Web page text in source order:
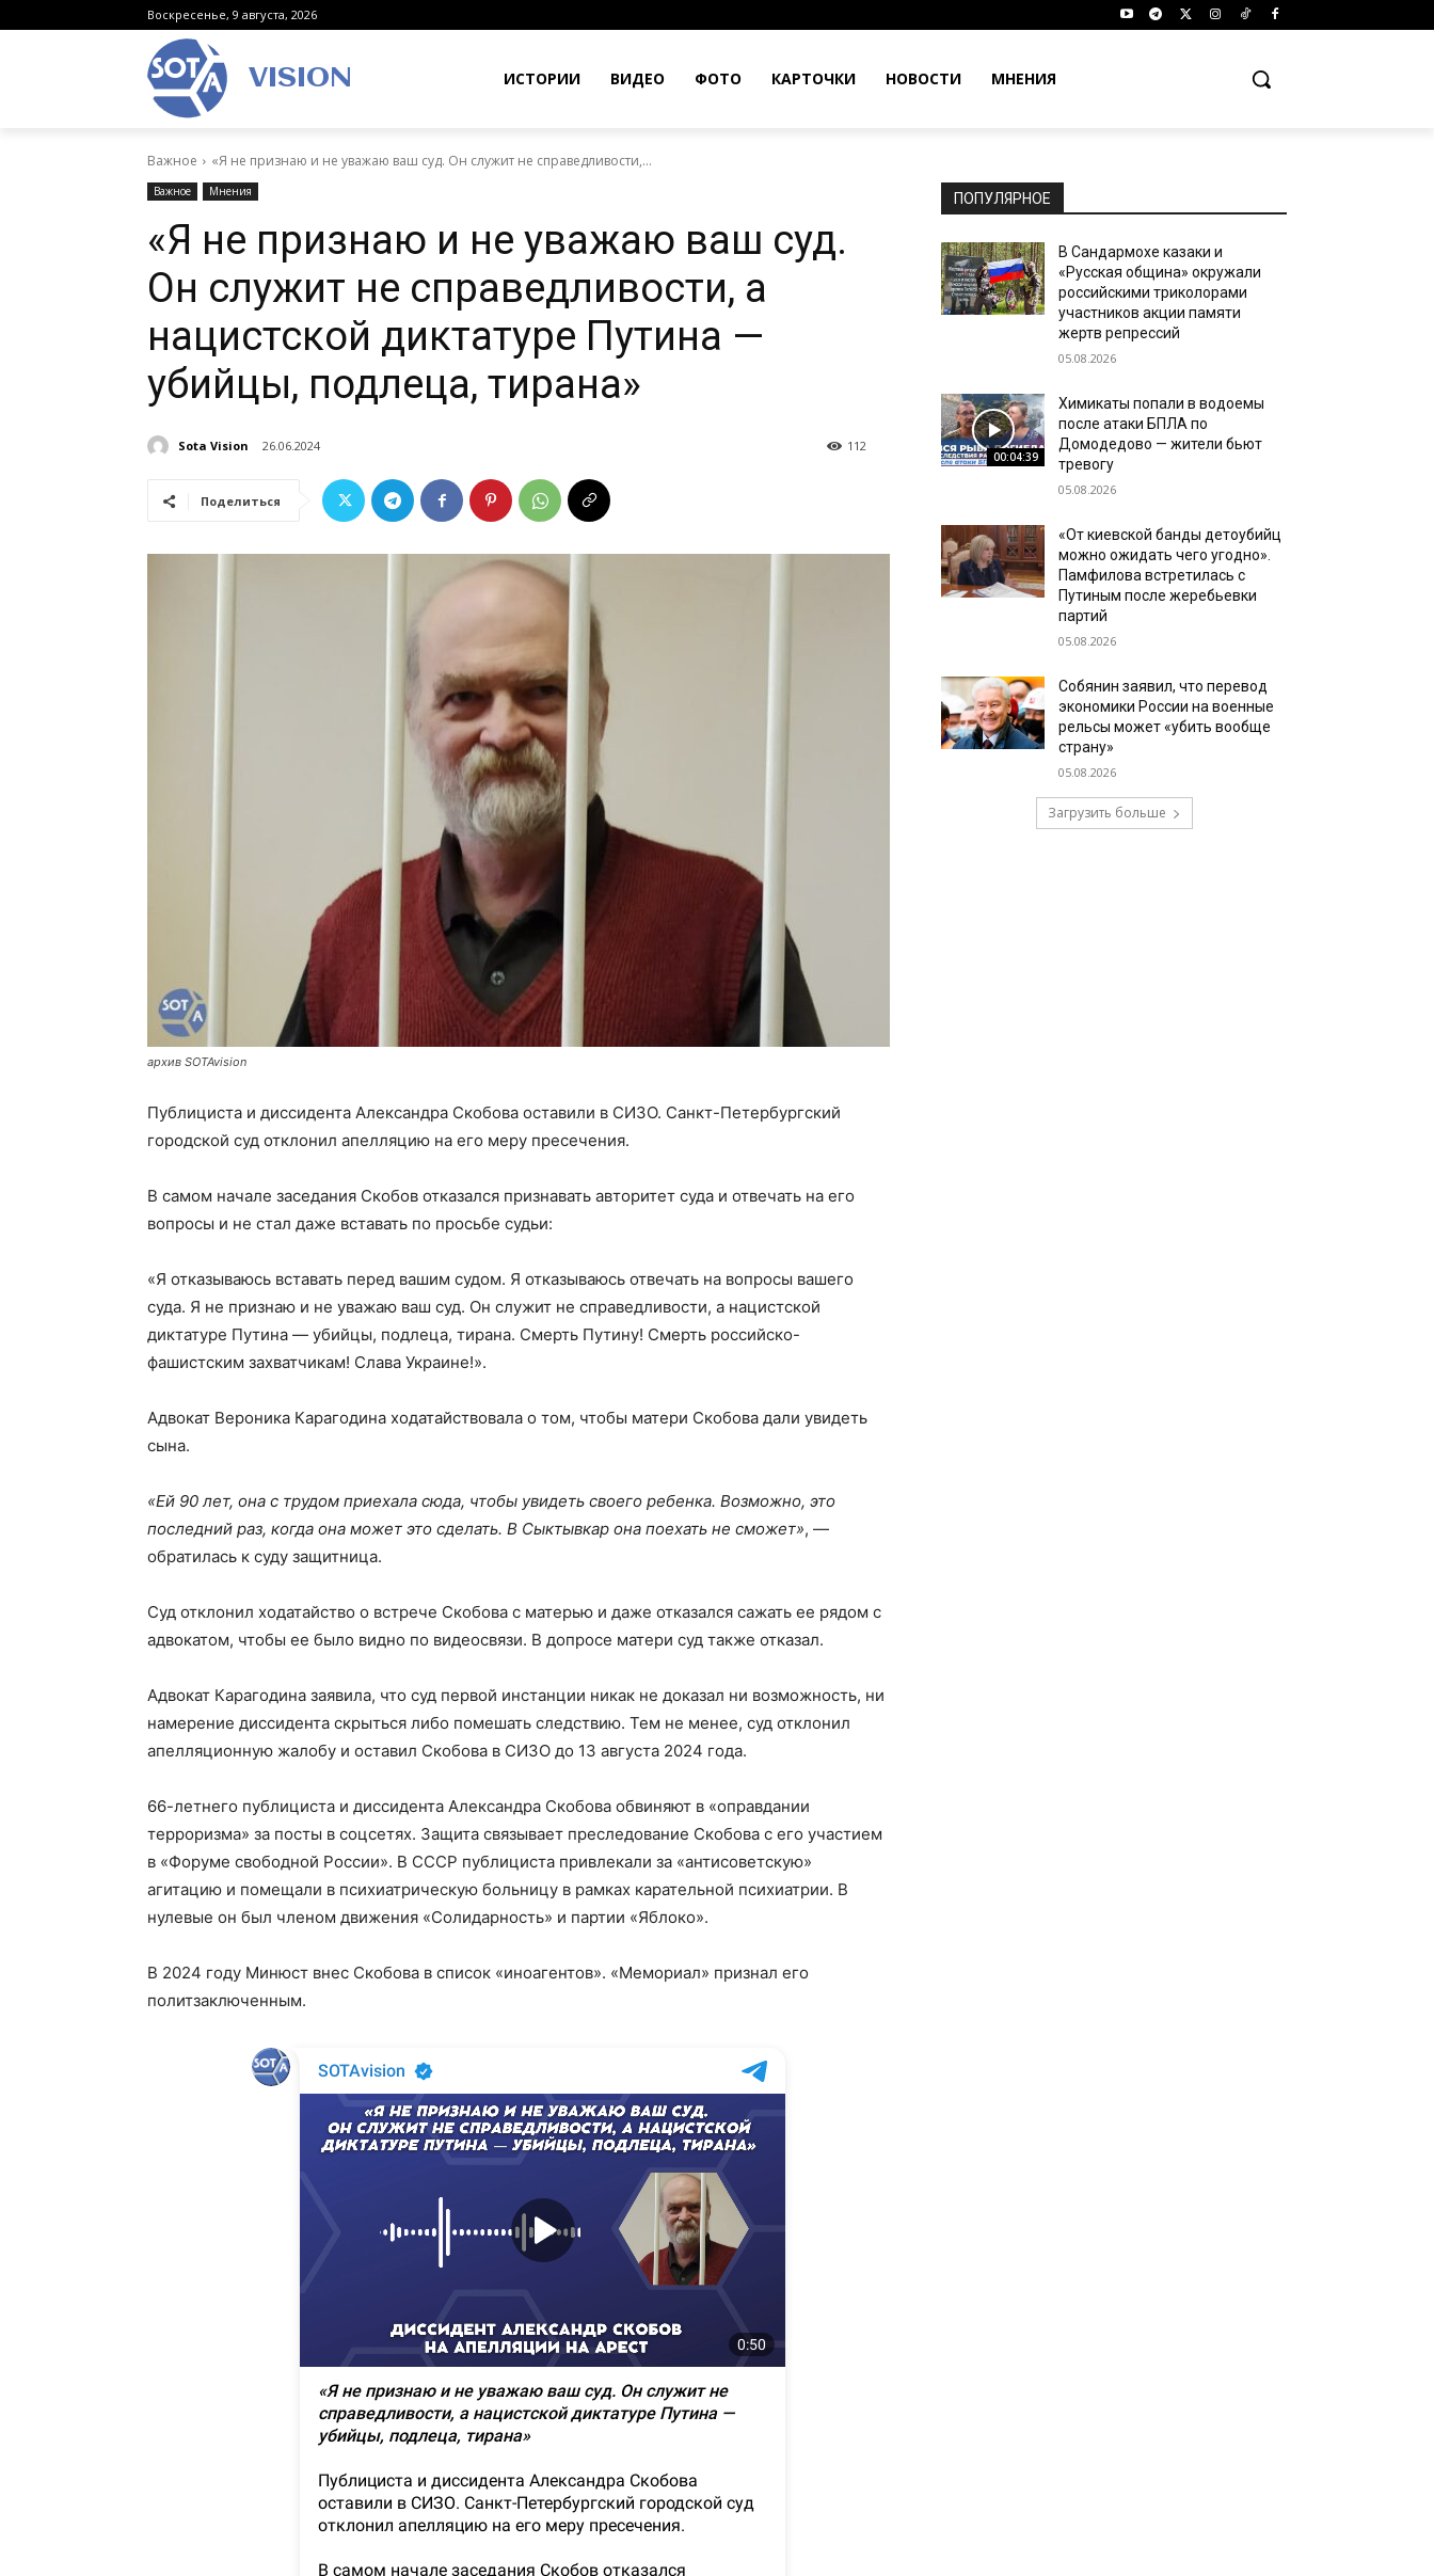
Воскресенье, 9 августа, 2026
VISION ИСТОРИИ ВИДЕО ФОТО КАРТОЧКИ НОВОСТИ МНЕНИЯ
Важное «Я не признаю и не уважаю ваш суд. Он служит не справедливости,...
Важное Мнения
«Я не признаю и не уважаю ваш суд.
Он служит не справедливости, а
нацистской диктатуре Путина —
убийцы, подлеца, тирана»
Sota Vision 26.06.2024 112
Поделиться
архив SOTAvision
Публициста и диссидента Александра Скобова оставили в СИЗО. Санкт-Петербургский
городской суд отклонил апелляцию на его меру пресечения.
В самом начале заседания Скобов отказался признавать авторитет суда и отвечать на его
вопросы и не стал даже вставать по просьбе судьи:
«Я отказываюсь вставать перед вашим судом. Я отказываюсь отвечать на вопросы вашего
суда. Я не признаю и не уважаю ваш суд. Он служит не справедливости, а нацистской
диктатуре Путина — убийцы, подлеца, тирана. Смерть Путину! Смерть российско-
фашистским захватчикам! Слава Украине!».
Адвокат Вероника Карагодина ходатайствовала о том, чтобы матери Скобова дали увидеть
сына.
«Ей 90 лет, она с трудом приехала сюда, чтобы увидеть своего ребенка. Возможно, это
последний раз, когда она может это сделать. В Сыктывкар она поехать не сможет», —
обратилась к суду защитница.
Суд отклонил ходатайство о встрече Скобова с матерью и даже отказался сажать ее рядом с
адвокатом, чтобы ее было видно по видеосвязи. В допросе матери суд также отказал.
Адвокат Карагодина заявила, что суд первой инстанции никак не доказал ни возможность, ни
намерение диссидента скрыться либо помешать следствию. Тем не менее, суд отклонил
апелляционную жалобу и оставил Скобова в СИЗО до 13 августа 2024 года.
66-летнего публициста и диссидента Александра Скобова обвиняют в «оправдании
терроризма» за посты в соцсетях. Защита связывает преследование Скобова с его участием
в «Форуме свободной России». В СССР публициста привлекали за «антисоветскую»
агитацию и помещали в психиатрическую больницу в рамках карательной психиатрии. В
нулевые он был членом движения «Солидарность» и партии «Яблоко».
В 2024 году Минюст внес Скобова в список «иноагентов». «Мемориал» признал его
политзаключенным.
ПОПУЛЯРНОЕ
В Сандармохе казаки и
«Русская община» окружали
российскими триколорами
участников акции памяти
жертв репрессий
05.08.2026
00:04:39
Химикаты попали в водоемы
после атаки БПЛА по
Домодедово — жители бьют
тревогу
05.08.2026
«От киевской банды детоубийц
можно ожидать чего угодно».
Памфилова встретилась с
Путиным после жеребьевки
партий
05.08.2026
Собянин заявил, что перевод
экономики России на военные
рельсы может «убить вообще
страну»
05.08.2026
Загрузить больше